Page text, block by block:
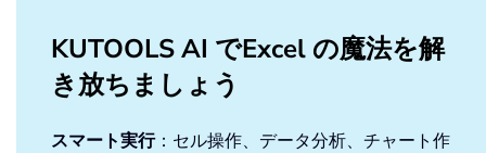
KUTOOLS AI でExcel の魔法を解
き放ちましょう
スマート実行：セル操作、データ分析、チャート作